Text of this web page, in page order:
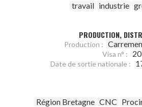
travail industrie
PRODUCTION,
Production :
Visa n° :
Date de sortie nationale :
Région Bretagne CNC